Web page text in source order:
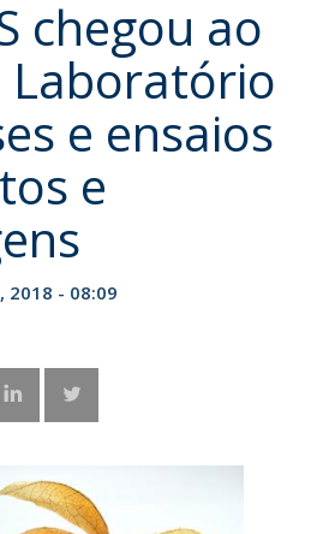
chegou ao
Laboratório
e ensaios
e
2018 - 08:09